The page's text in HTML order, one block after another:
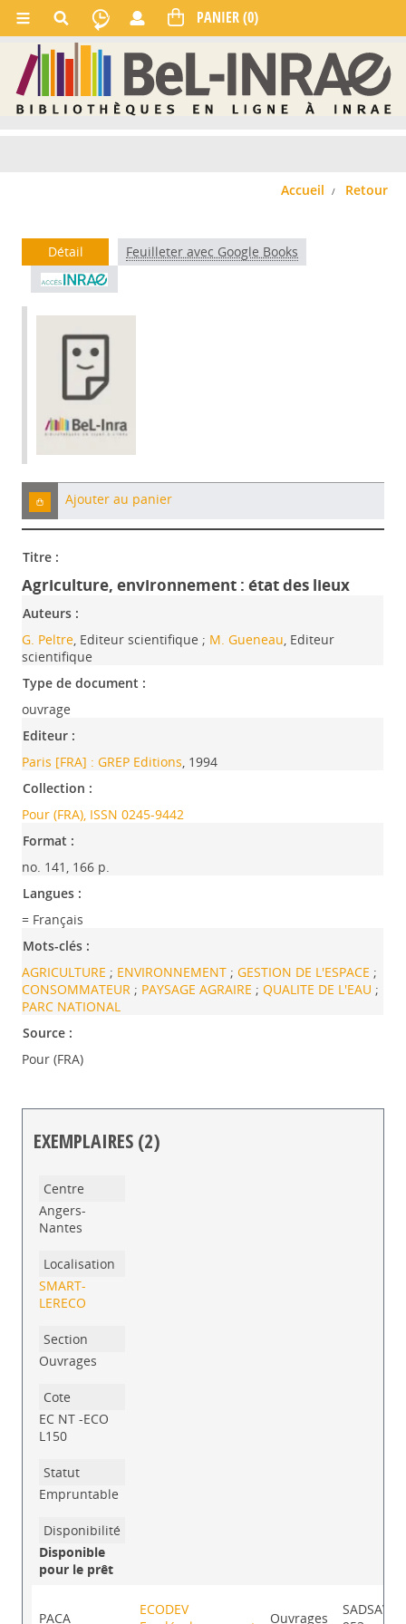
Accueil Retour
Détail Feuilleter avec Google Books
Ajouter au panier
Titre :
Agriculture, environnement : état des lieux
Auteurs :
G. Peltre, Editeur scientifique ; M. Gueneau, Editeur
scientifique
Type de document :
ouvrage
Editeur :
Paris [FRA] : GREP Editions, 1994
Collection :
Pour (FRA), ISSN 0245-9442
Format :
no. 141, 166 p.
Langues :
= Français
Mots-clés :
AGRICULTURE ; ENVIRONNEMENT ;GESTION DE L'ESPACE ;
CONSOMMATEUR ; PAYSAGE AGRAIRE ;QUALITE DE L'EAU ;
PARC NATIONAL
Source :
Pour (FRA)
EXEMPLAIRES (2)
Angers-
Nantes
SMART-
LERECO
Ouvrages
EC NT -ECO
L150
Empruntable
Disponible
pour le prêt
PACA
ECODEV
Ouvrages
SADSAV-